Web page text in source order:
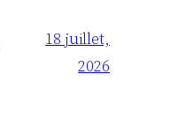
18 juillet,
2026